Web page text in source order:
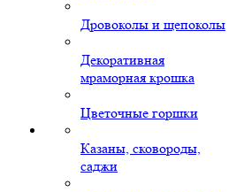
Дровоколы и щепоколы
Декоративная
мраморная крошка
Цветочные горшки
Казаны, сковороды,
саджи